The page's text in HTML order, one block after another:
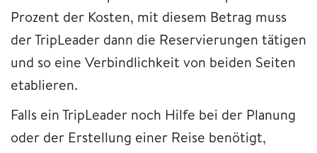
Prozent der Kosten, mit diesem Betrag muss
der TripLeader dann die Reservierungen tätigen
und so eine Verbindlichkeit von beiden Seiten
etablieren.
Falls ein TripLeader noch Hilfe bei der Planung
oder der Erstellung einer Reise benötigt,